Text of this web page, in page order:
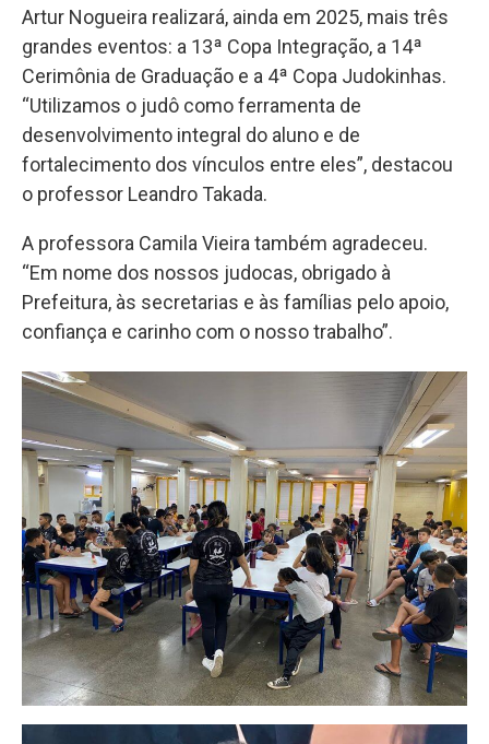
Artur Nogueira realizará, ainda em 2025, mais três
grandes eventos: a 13ª Copa Integração, a 14ª
Cerimônia de Graduação e a 4ª Copa Judokinhas.
“Utilizamos o judô como ferramenta de
desenvolvimento integral do aluno e de
fortalecimento dos vínculos entre eles”, destacou
o professor Leandro Takada.
A professora Camila Vieira também agradeceu.
“Em nome dos nossos judocas, obrigado à
Prefeitura, às secretarias e às famílias pelo apoio,
confiança e carinho com o nosso trabalho”.